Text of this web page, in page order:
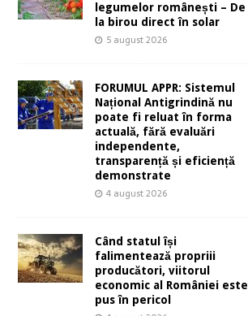
legumelor românești – De
la birou direct în solar
5 august 2026
FORUMUL APPR: Sistemul
Național Antigrindină nu
poate fi reluat în forma
actuală, fără evaluări
independente,
transparență și eficiență
demonstrate
4 august 2026
Când statul își
falimentează propriii
producători, viitorul
economic al României este
pus în pericol